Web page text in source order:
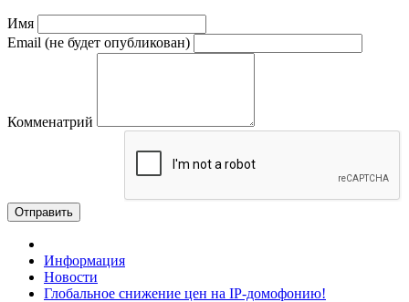
Имя
Email (не будет опубликован)
Комменатрий
Отправить
Информация
Новости
Глобальное снижение цен на IP-домофонию!